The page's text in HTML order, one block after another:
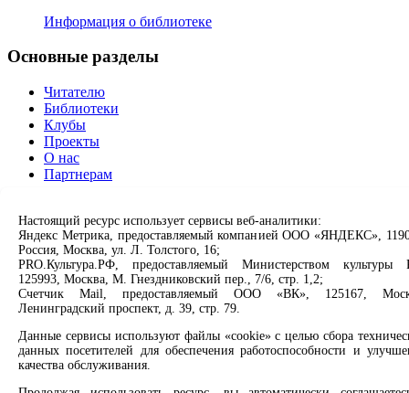
Информация о библиотеке
Основные разделы
Читателю
Библиотеки
Клубы
Проекты
О нас
Партнерам
Продлить книгу
Спроси библиотекаря
Спроси краеведа
Оцените качество услуг
Направить обращение директору
Соцсети
Настоящий ресурс использует сервисы веб-аналитики:
Яндекс Метрика, предоставляемый компанией ООО «ЯНДЕКС»,
Россия, Москва, ул. Л. Толстого, 16;
PRO.Культура.РФ, предоставляемый Министерством культуры
125993, Москва, М. Гнездниковский пер., 7/6, стр. 1,2;
Счетчик Mail, предоставляемый ООО «ВК», 125167,
Ленинградский проспект, д. 39, стр. 79.
Данные сервисы используют файлы «cookie» с целью сбора
данных посетителей для обеспечения работоспособности и
качества обслуживания.